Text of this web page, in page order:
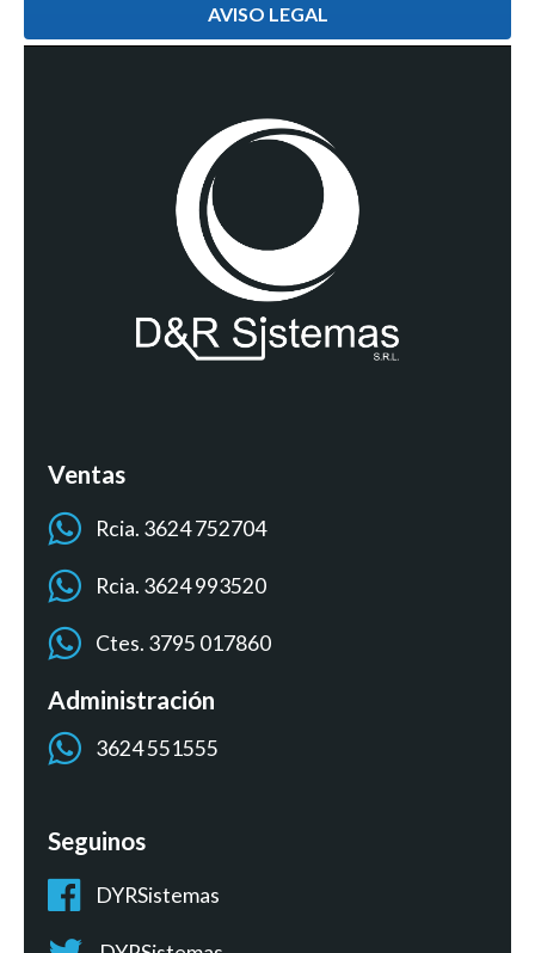
AVISO LEGAL
Ventas
Rcia. 3624 752704
Rcia. 3624 993520
Ctes. 3795 017860
Administración
3624 551555
Seguinos
DYRSistemas